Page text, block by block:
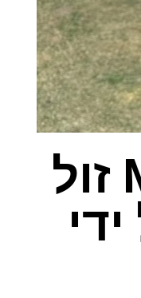
אפל יכולה להשיק MacBook זול